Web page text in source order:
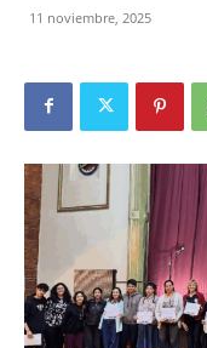
11 noviembre, 2025